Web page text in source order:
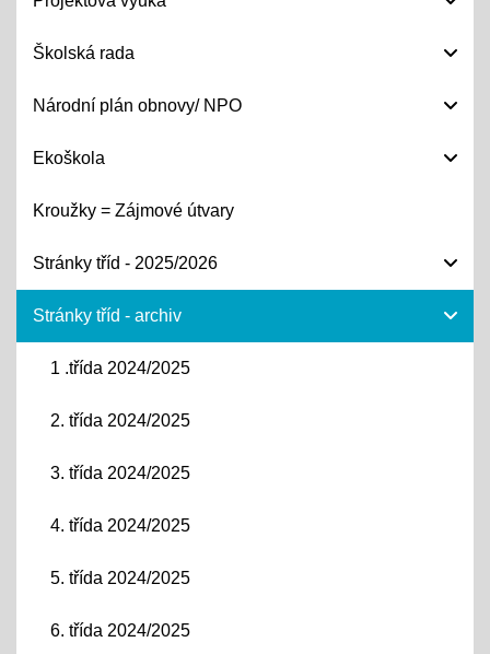
Školská rada
Národní plán obnovy/ NPO
Ekoškola
Kroužky = Zájmové útvary
Stránky tříd - 2025/2026
Stránky tříd - archiv
1 .třída 2024/2025
2. třída 2024/2025
3. třída 2024/2025
4. třída 2024/2025
5. třída 2024/2025
6. třída 2024/2025